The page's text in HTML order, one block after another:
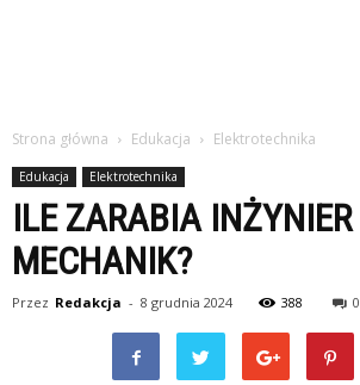
Strona główna Edukacja Elektrotechnika
Edukacja Elektrotechnika
ILE ZARABIA INŻYNIER
MECHANIK?
Przez Redakcja - 8 grudnia 2024 388 0